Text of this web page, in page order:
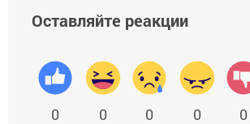
Оставляйте реакции
0 0 0 0 0